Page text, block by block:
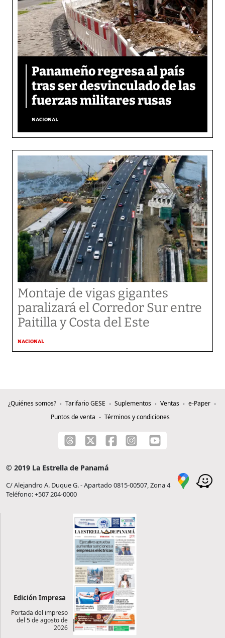
Panameño regresa al país
tras ser desvinculado de las
fuerzas militares rusas
NACIONAL
Montaje de vigas gigantes
paralizará el Corredor Sur entre
Paitilla y Costa del Este
NACIONAL
¿Quiénes somos? Tarifario GESE Suplementos Ventas
e-Paper
Puntos de venta
Términos y condiciones
© 2019 La Estrella de Panamá
C/ Alejandro A. Duque G. - Apartado 0815-00507, Zona 4
Teléfono: +507 204-0000
Edición Impresa
Portada del impreso
del 5 de agosto de
2026